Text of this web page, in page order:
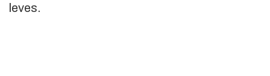
leves.